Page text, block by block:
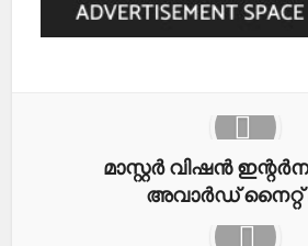
മാസ്റ്റർ വിഷൻ
അവാർഡ് നൈറ്റ്‌